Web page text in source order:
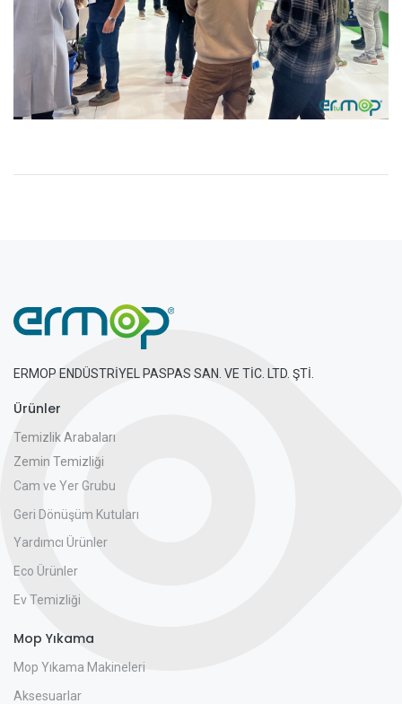
ERMOP ENDÜSTRİYEL PASPAS SAN. VE TİC. LTD. ŞTİ.
Ürünler
Temizlik Arabaları
Zemin Temizliği
Cam ve Yer Grubu
Geri Dönüşüm Kutuları
Yardımcı Ürünler
Eco Ürünler
Ev Temizliği
Mop Yıkama
Mop Yıkama Makineleri
Aksesuarlar